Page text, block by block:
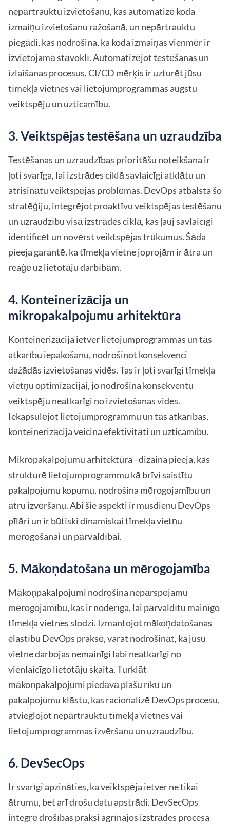
nepārtrauktu izvietošanu, kas automatizē koda
izmaiņu izvietošanu ražošanā, un nepārtrauktu
piegādi, kas nodrošina, ka koda izmaiņas vienmēr ir
izvietojamā stāvoklī. Automatizējot testēšanas un
izlaišanas procesus, CI/CD mērķis ir uzturēt jūsu
tīmekļa vietnes vai lietojumprogrammas augstu
veiktspēju un uzticamību.
3. Veiktspējas testēšana un uzraudzība
Testēšanas un uzraudzības prioritāšu noteikšana ir
ļoti svarīga, lai izstrādes ciklā savlaicīgi atklātu un
atrisinātu veiktspējas problēmas. DevOps atbalsta šo
stratēģiju, integrējot proaktīvu veiktspējas testēšanu
un uzraudzību visā izstrādes ciklā, kas ļauj savlaicīgi
identificēt un novērst veiktspējas trūkumus. Šāda
pieeja garantē, ka tīmekļa vietne joprojām ir ātra un
reaģē uz lietotāju darbībām.
4. Konteinerizācija un
mikropakalpojumu arhitektūra
Konteinerizācija ietver lietojumprogrammas un tās
atkarību iepakošanu, nodrošinot konsekvenci
dažādās izvietošanas vidēs. Tas ir ļoti svarīgi tīmekļa
vietņu optimizācijai, jo nodrošina konsekventu
veiktspēju neatkarīgi no izvietošanas vides.
Iekapsulējot lietojumprogrammu un tās atkarības,
konteinerizācija veicina efektivitāti un uzticamību.
Mikropakalpojumu arhitektūra - dizaina pieeja, kas
strukturē lietojumprogrammu kā brīvi saistītu
pakalpojumu kopumu, nodrošina mērogojamību un
ātru izvēršanu. Abi šie aspekti ir mūsdienu DevOps
pīlāri un ir būtiski dinamiskai tīmekļa vietņu
mērogošanai un pārvaldībai.
5. Mākoņdatošana un mērogojamība
Mākoņpakalpojumi nodrošina nepārspējamu
mērogojamību, kas ir noderīga, lai pārvaldītu mainīgo
tīmekļa vietnes slodzi. Izmantojot mākoņdatošanas
elastību DevOps praksē, varat nodrošināt, ka jūsu
vietne darbojas nemainīgi labi neatkarīgi no
vienlaicīgo lietotāju skaita. Turklāt
mākoņpakalpojumi piedāvā plašu rīku un
pakalpojumu klāstu, kas racionalizē DevOps procesu,
atvieglojot nepārtrauktu tīmekļa vietnes vai
lietojumprogrammas izvēršanu un uzraudzību.
6. DevSecOps
Ir svarīgi apzināties, ka veiktspēja ietver ne tikai
ātrumu, bet arī drošu datu apstrādi. DevSecOps
integrē drošības praksi agrīnajos izstrādes procesa